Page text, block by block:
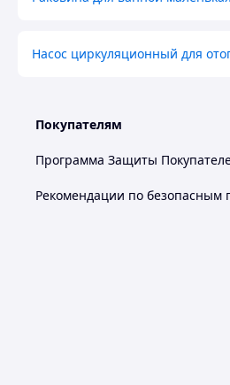
Насос циркуляционный для
Покупателям
Программа Защиты
Рекомендации по безопасным